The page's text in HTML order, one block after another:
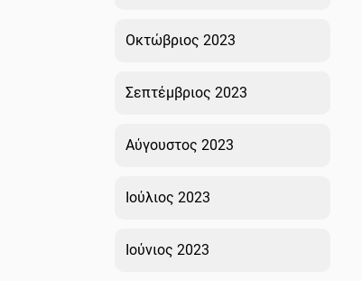
Οκτώβριος 2023
Σεπτέμβριος 2023
Αύγουστος 2023
Ιούλιος 2023
Ιούνιος 2023